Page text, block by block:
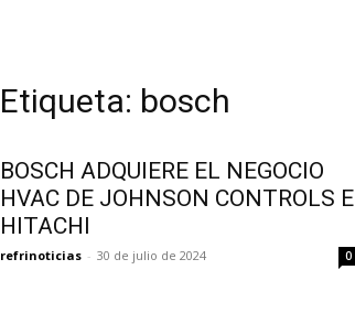
HVAC/R
DE
Etiqueta: bosch
BOSCH ADQUIERE EL NEGOCIO
HVAC DE JOHNSON CONTROLS E
HITACHI
refrinoticias - 30 de julio de 2024 0